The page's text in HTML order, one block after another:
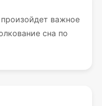
важное
сна по